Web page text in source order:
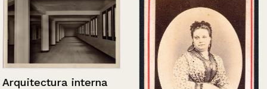
Arquitectura interna